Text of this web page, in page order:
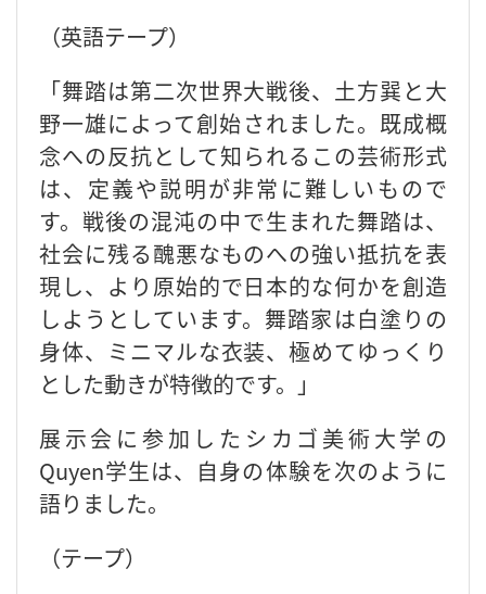
（英語テープ）
「舞踏は第二次世界大戦後、土方巽と大
野一雄によって創始されました。既成概
念への反抗として知られるこの芸術形式
は、定義や説明が非常に難しいもので
す。戦後の混沌の中で生まれた舞踏は、
社会に残る醜悪なものへの強い抵抗を表
現し、より原始的で日本的な何かを創造
しようとしています。舞踏家は白塗りの
身体、ミニマルな衣装、極めてゆっくり
とした動きが特徴的です。」
展示会に参加したシカゴ美術大学の
Quyen学生は、自身の体験を次のように
語りました。
（テープ）